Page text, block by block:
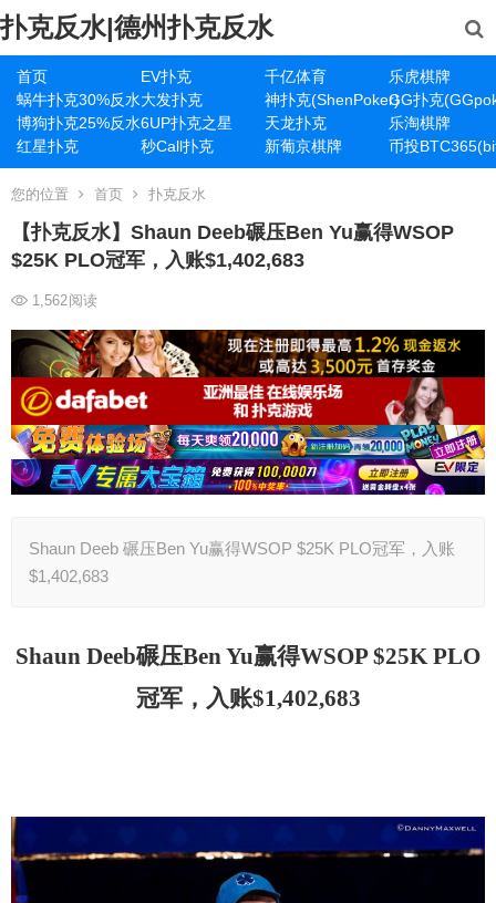
扑克反水|德州扑克反水
首页 EV扑克 千亿体育
乐虎棋牌
蜗牛扑克30%反水大发扑克 神扑克(ShenPoker)GG扑克
博狗扑克25%反水6UP扑克之星 天龙扑克
乐淘棋牌
红星扑克
秒Call扑克 新葡京棋牌 币投
您的位置 首页 扑克反水
【扑克反水】Shaun Deeb碾压Ben Yu赢得WSOP
$25K PLO冠军，入账$1,402,683
1,562阅读
Shaun Deeb 碾压Ben Yu赢得WSOP $25K PLO冠军，入账
$1,402,683
Shaun Deeb碾压Ben Yu赢得WSOP $25K PLO
冠军，入账$1,402,683